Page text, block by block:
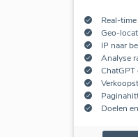
Real-
Geo-
IP naar
Analyse
ChatGPT
Doelen